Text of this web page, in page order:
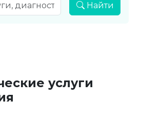
Найти
услуги